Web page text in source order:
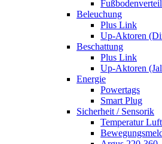
Beleuchung
Plus Link
Up-Aktoren
Beschattung
Plus Link
Up-Aktoren
Energie
Powertags
Smart Plug
Sicherheit / Sensorik
Temperatur